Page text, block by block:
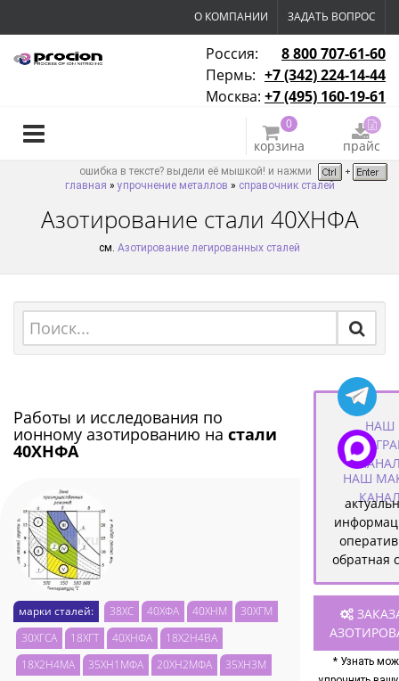
О КОМПАНИИ ЗАДАТЬ ВОПРОС
Россия:
8 800 707-61-60
Пермь: +7 (342) 224-14-44
Москва: +7 (495) 160-19-61
0
корзина прайс
ошибка в тексте? выдели её мышкой! и нажми
главная »упрочнение металлов » справочник сталей
Азотирование стали 40ХНФА
см. Азотирование легированных сталей
Работы и исследования по
ионному азотированию на стали
40ХНФА
марки сталей: 38ХС 40ХФА 40ХНМ
30ХГМ
30ХГСА
18ХГТ 40ХНФА
18Х2Н4ВА
18Х2Н4МА
35ХН1МФА 20ХН2МФА
35ХН3М
НАШ
НАШ
обратная
* Узнать